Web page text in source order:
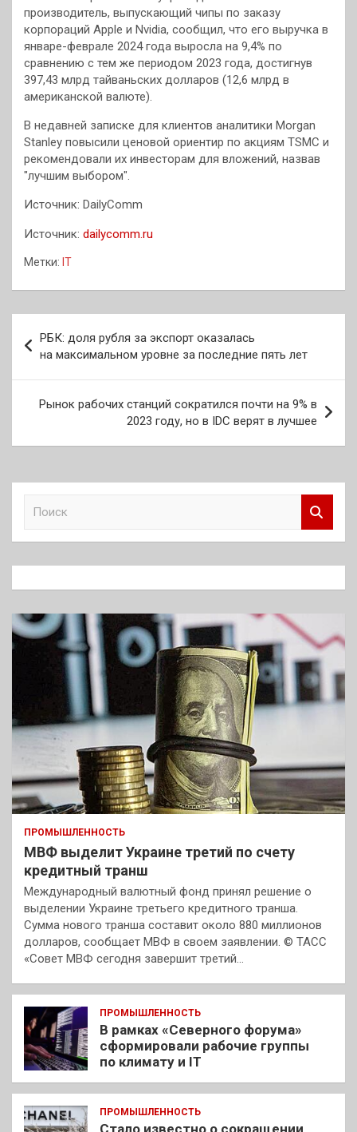
производитель, выпускающий чипы по заказу
корпораций Apple и Nvidia, сообщил, что его выручка в
январе-феврале 2024 года выросла на 9,4% по
сравнению с тем же периодом 2023 года, достигнув
397,43 млрд тайваньских долларов (12,6 млрд в
американской валюте).
В недавней записке для клиентов аналитики Morgan
Stanley повысили ценовой ориентир по акциям TSMC и
рекомендовали их инвесторам для вложений, назвав
"лучшим выбором".
Источник: DailyComm
Источник: dailycomm.ru
Метки: IT
по
записям
РБК: доля рубля за экспорт оказалась
на максимальном уровне за последние пять лет
Рынок рабочих станций сократился почти на 9% в
2023 году, но в IDC верят в лучшее
к
ПРОМЫШЛЕННОСТЬ
МВФ выделит Украине третий по счету
кредитный транш
Международный валютный фонд принял решение о
выделении Украине третьего кредитного транша.
Сумма нового транша составит около 880 миллионов
долларов, сообщает МВФ в своем заявлении. © ТАСС
«Совет МВФ сегодня завершит третий…
ПРОМЫШЛЕННОСТЬ
В рамках «Северного форума»
сформировали рабочие группы
по климату и IT
ПРОМЫШЛЕННОСТЬ
Стало известно о сокращении